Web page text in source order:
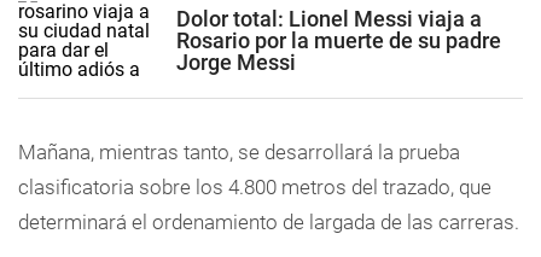
Dolor total: Lionel Messi viaja a
Rosario por la muerte de su padre
Jorge Messi
Mañana, mientras tanto, se desarrollará la prueba
clasificatoria sobre los 4.800 metros del trazado, que
determinará el ordenamiento de largada de las carreras.